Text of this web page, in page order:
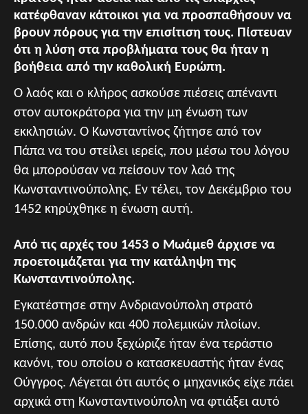
κατέφθαναν κάτοικοι για να προσπαθήσουν να
βρουν πόρους για την επισίτιση τους. Πίστευαν
ότι η λύση στα προβλήματα τους θα ήταν η
βοήθεια από την καθολική Ευρώπη.
Ο λαός και ο κλήρος ασκούσε πιέσεις απέναντι
στον αυτοκράτορα για την μη ένωση των
εκκλησιών. Ο Κωνσταντίνος ζήτησε από τον
Πάπα να του στείλει ιερείς, που μέσω του λόγου
θα μπορούσαν να πείσουν τον λαό της
Κωνσταντινούπολης. Εν τέλει, τον Δεκέμβριο του
1452 κηρύχθηκε η ένωση αυτή.
Από τις αρχές του 1453 ο Μωάμεθ άρχισε να
προετοιμάζεται για την κατάληψη της
Κωνσταντινούπολης.
Εγκατέστησε στην Ανδριανούπολη στρατό
150.000 ανδρών και 400 πολεμικών πλοίων.
Επίσης, αυτό που ξεχώριζε ήταν ένα τεράστιο
κανόνι, του οποίου ο κατασκευαστής ήταν ένας
Ούγγρος. Λέγεται ότι αυτός ο μηχανικός είχε πάει
αρχικά στη Κωνσταντινούπολη να φτιάξει αυτό